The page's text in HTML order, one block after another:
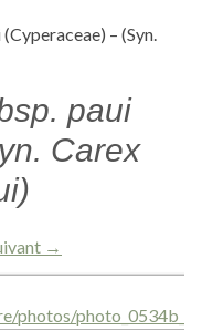
– (Syn.
paui
Carex
→